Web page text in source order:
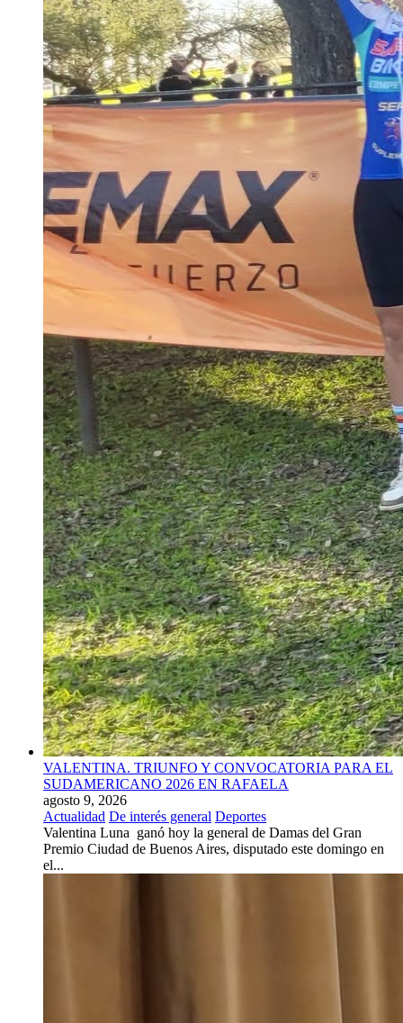
VALENTINA. TRIUNFO Y CONVOCATORIA PARA EL
SUDAMERICANO 2026 EN RAFAELA
agosto 9, 2026
Actualidad De interés general Deportes
Valentina Luna ganó hoy la general de Damas del Gran
Premio Ciudad de Buenos Aires, disputado este domingo en
el...